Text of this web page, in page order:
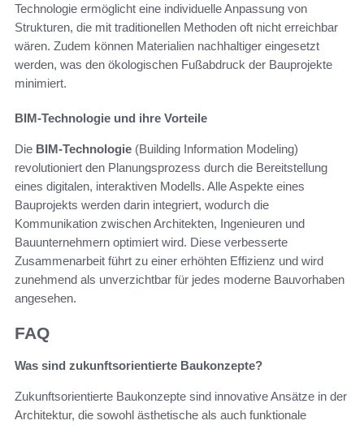
Technologie ermöglicht eine individuelle Anpassung von
Strukturen, die mit traditionellen Methoden oft nicht erreichbar
wären. Zudem können Materialien nachhaltiger eingesetzt
werden, was den ökologischen Fußabdruck der Bauprojekte
minimiert.
BIM-Technologie und ihre Vorteile
Die BIM-Technologie (Building Information Modeling)
revolutioniert den Planungsprozess durch die Bereitstellung
eines digitalen, interaktiven Modells. Alle Aspekte eines
Bauprojekts werden darin integriert, wodurch die
Kommunikation zwischen Architekten, Ingenieuren und
Bauunternehmern optimiert wird. Diese verbesserte
Zusammenarbeit führt zu einer erhöhten Effizienz und wird
zunehmend als unverzichtbar für jedes moderne Bauvorhaben
angesehen.
FAQ
Was sind zukunftsorientierte Baukonzepte?
Zukunftsorientierte Baukonzepte sind innovative Ansätze in der
Architektur, die sowohl ästhetische als auch funktionale